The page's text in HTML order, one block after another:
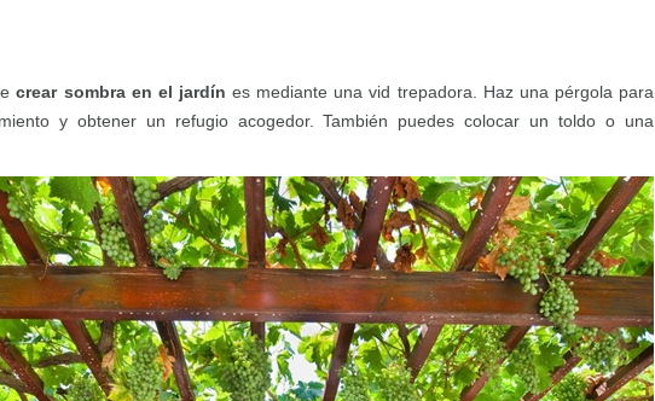
crear sombra en el jardín es mediante una vid trepadora. Haz una pérgola para
y obtener un refugio acogedor. También puedes colocar un toldo o una